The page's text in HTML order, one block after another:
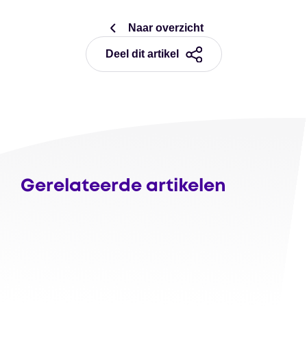
Naar overzicht
Deel dit artikel
Gerelateerde artikelen